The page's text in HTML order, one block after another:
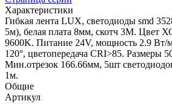
Характеристики
Гибкая лента LUX, светодиоды smd
5м), белая плата 8мм, скотч 3М.
9600K. Питание 24V, мощность 2.9 Вт/
120°, цветопередача CRI>85. Размеры
Мин.отрезок 166.66мм, 5шт
1м.
Общие
Артикул